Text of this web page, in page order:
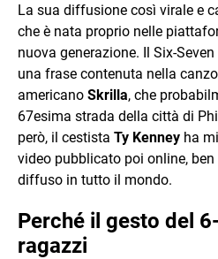
La sua diffusione così virale e
che è nata proprio nelle
nuova generazione. Il Six-
una frase contenuta nella
americano Skrilla, che
67esima strada della città di
però, il cestista Ty Kenney ha
video pubblicato poi online, ben
diffuso in tutto il mondo.
Perché il gesto del
ragazzi